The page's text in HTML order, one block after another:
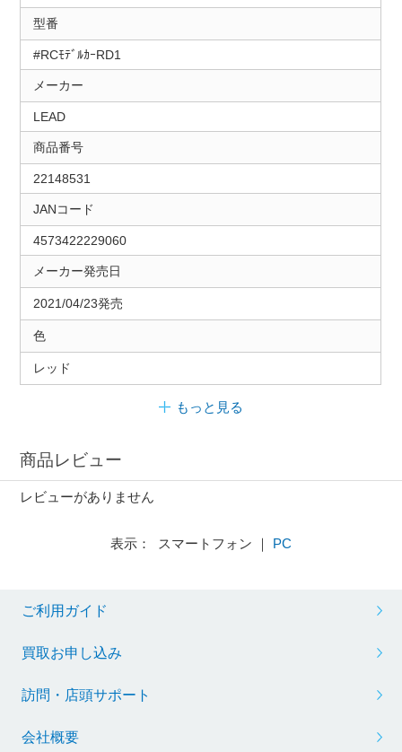
型番
#RCﾓﾃﾞﾙｶｰRD1
メーカー
LEAD
商品番号
22148531
JANコード
4573422229060
メーカー発売日
2021/04/23発売
色
レッド
もっと見る
商品レビュー
レビューがありません
表示： スマートフォン ｜ PC
ご利用ガイド
買取お申し込み
訪問・店頭サポート
会社概要